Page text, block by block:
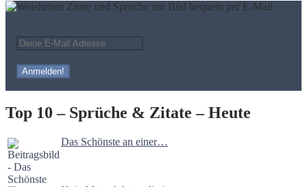
Top 10 – Sprüche & Zitate – Heute
Das Schönste an einer…